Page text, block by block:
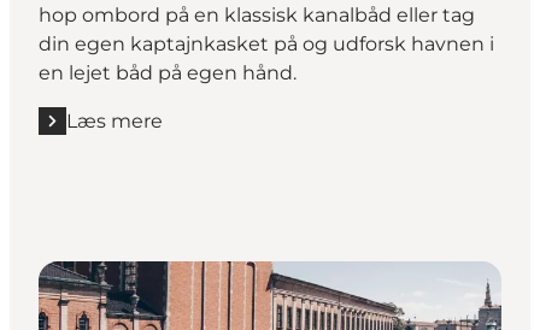
hop ombord på en klassisk kanalbåd eller tag
din egen kaptajnkasket på og udforsk havnen i
en lejet båd på egen hånd.
Læs mere